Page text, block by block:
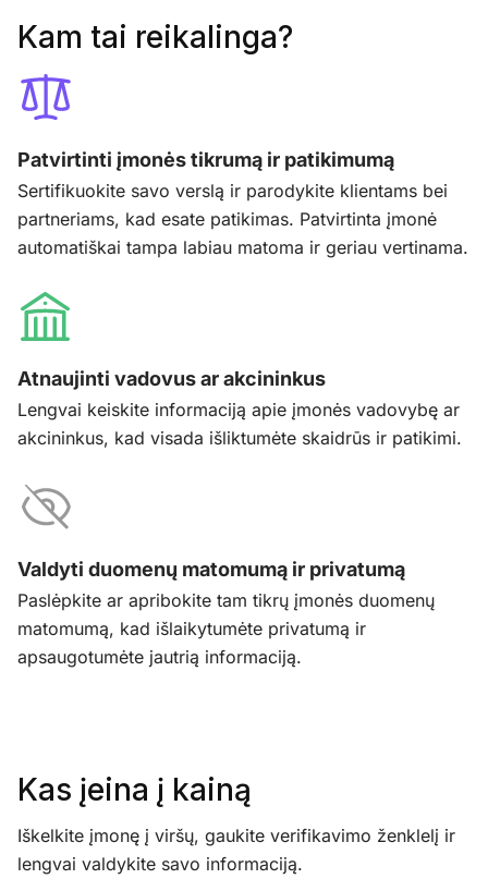
Kam tai reikalinga?
Patvirtinti įmonės tikrumą ir patikimumą
Sertifikuokite savo verslą ir parodykite klientams bei
partneriams, kad esate patikimas. Patvirtinta įmonė
automatiškai tampa labiau matoma ir geriau vertinama.
Atnaujinti vadovus ar akcininkus
Lengvai keiskite informaciją apie įmonės vadovybę ar
akcininkus, kad visada išliktumėte skaidrūs ir patikimi.
Valdyti duomenų matomumą ir privatumą
Paslėpkite ar apribokite tam tikrų įmonės duomenų
matomumą, kad išlaikytumėte privatumą ir
apsaugotumėte jautrią informaciją.
Kas įeina į kainą
Iškelkite įmonę į viršų, gaukite verifikavimo ženklelį ir
lengvai valdykite savo informaciją.